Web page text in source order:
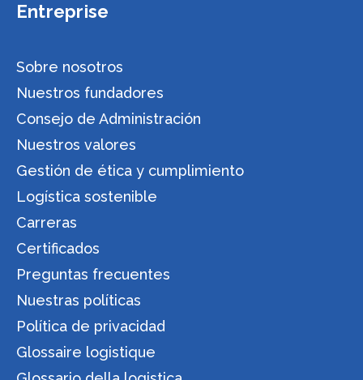
Entreprise
Sobre nosotros
Nuestros fundadores
Consejo de Administración
Nuestros valores
Gestión de ética y cumplimiento
Logística sostenible
Carreras
Certificados
Preguntas frecuentes
Nuestras políticas
Política de privacidad
Glossaire logistique